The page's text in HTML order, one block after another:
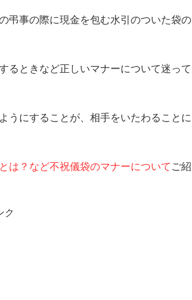
弔事の際に現金を包む水引のついた袋の
るときなど正しいマナーについて迷って
うにすることが、相手をいたわることに
は？など不祝儀袋のマナーについて ご紹
ク